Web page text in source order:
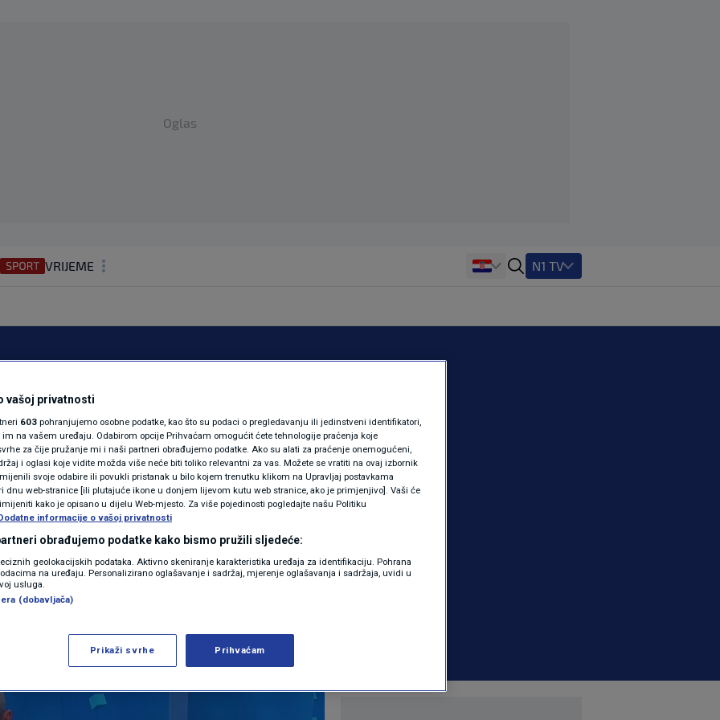
Oglas
VRIJEME
REGIJA
MAGAZIN
KOLUMNE
N1(DIS)INFO
KLIMATSKE PROMJENE
FOTO
VIDEO
N1 TV
trinaeste
eura po godini
EKONOMIJA | 0 komentara
Više
vašoj privatnosti
603 pohranjujemo osobne podatke, kao što su podaci o pregledavanju ili jedinstveni identifikatori,
na vašem uređaju. Odabirom opcije Prihvaćam omogućit ćete tehnologije praćenja koje
za čije pružanje mi i naši partneri obrađujemo podatke. Ako su alati za praćenje onemogućeni,
i oglasi koje vidite možda više neće biti toliko relevantni za vas. Možete se vratiti na ovaj izbornik
svoje odabire ili povukli pristanak u bilo kojem trenutku klikom na Upravljaj postavkama
dnu web-stranice [ili plutajuće ikone u donjem lijevom kutu web stranice, ako je primjenjivo]. Vaši će
kako je opisano u dijelu Web-mjesto. Za više pojedinosti pogledajte našu Politiku
informacije o vašoj privatnosti
obrađujemo podatke kako bismo pružili sljedeće:
geolokacijskih podataka. Aktivno skeniranje karakteristika uređaja za identifikaciju. Pohrana
na uređaju. Personalizirano oglašavanje i sadržaj, mjerenje oglašavanja i sadržaja, uvidi u
usluga.
(dobavljača)
Prikaži svrhe Prihvaćam